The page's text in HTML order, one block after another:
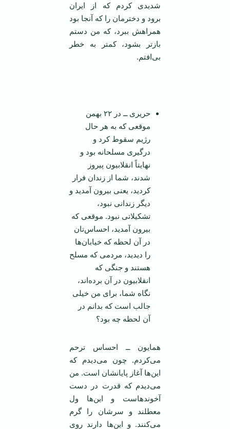
شدیدی کردم که از ایران
برود و دخترمان را که آنجا بود
همراهش ببرد، که من دستم
باز‌تر بشود، کمتر به خطر
بی‌افتم.
حریری ــ در ۲۲ بهمن
موقعی که به هر حال
رژیم سقوط کرد و
درگیری مسلحانه بود و
نهایتاً انقلابیون پیروز
شدند، شما از زندان فرار
کردید، یعنی بیرون آمدید و
دیگر زندانی نبود،
تشکیلاتی نبود. موقعی که
بیرون آمدید، احساس‌تان
در آن لحظه که خیابان‌ها
را دیدید، مردمی که مسلح
هستند و جنگی که
انقلابیون در آن برده‌اند،
نگاه شما، برای من خیلی
جالب است که بدانم در
آن لحظه چه بود؟
همایون ــ احساس ترحم
می‌کردم. چون می‌دیدم که
این‌ها آغاز پایانشان است. من
می‌دیدم که قدرت در دست
آخوندهاست و این‌ها ول
معطلند و سرشان را گرم
می‌کنند. و این‌ها دارند روی